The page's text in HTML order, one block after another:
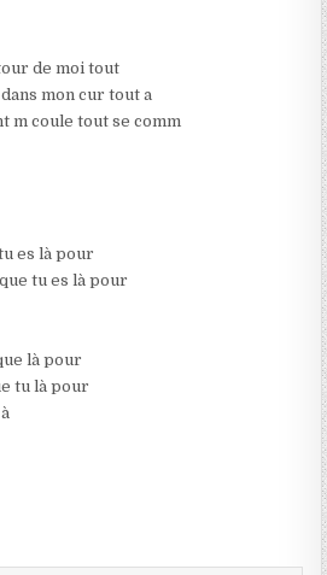
de moi tout
mon cur tout a
m coule tout se comm
es là pour
tu es là pour
là pour
tu là pour